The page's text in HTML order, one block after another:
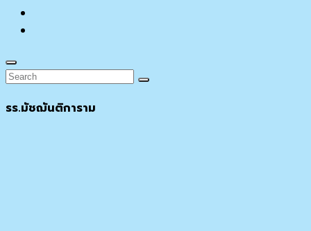
Search
Search
Search
รร.มัชฌันติการาม